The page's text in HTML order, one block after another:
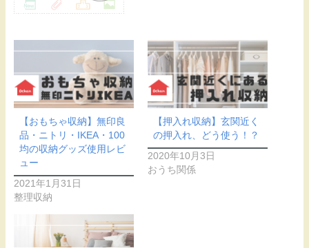
【おもちゃ収納】無印良
品・ニトリ・IKEA・100
均の収納グッズ使用レビ
ュー
2021年1月31日
整理収納
【押入れ収納】玄関近く
の押入れ、どう使う！？
2020年10月3日
おうち関係